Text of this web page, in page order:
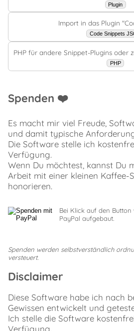
Plugin
Import in das Plugin
Code Snippets
PHP für andere Snippet-Plugins oder
PHP
Spenden ❤️
Es macht mir viel Freude,
und damit typische
Die Software stelle ich
Verfügung.
Wenn Du möchtest, kannst Du
Arbeit mit einer kleinen Kaffee-
honorieren.
Bei Klick auf den
PayPal aufgebaut.
Spenden werden selbstverständlich
versteuert.
Disclaimer
Diese Software habe ich nach
Gewissen entwickelt und
Ich stelle die Software
Verfügung.